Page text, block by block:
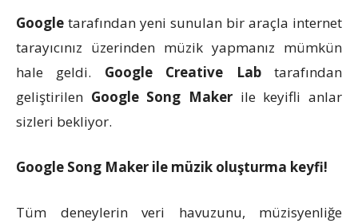
Google tarafından yeni sunulan bir araçla internet
tarayıcınız üzerinden müzik yapmanız mümkün
hale geldi. Google Creative Labtarafından
geliştirilen Google Song Maker ile keyifli anlar
sizleri bekliyor.
Google Song Maker ile müzik oluşturma keyfi!
Tüm deneylerin veri havuzunu, müzisyenliğe